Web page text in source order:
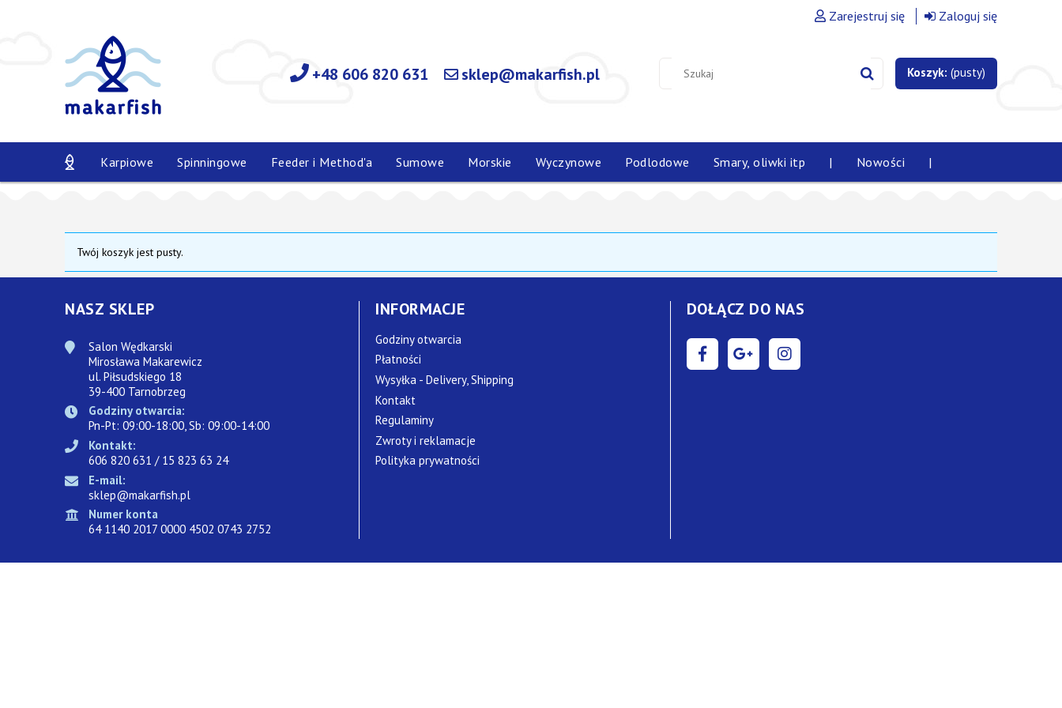
Zarejestruj się Zaloguj się
Koszyk: (pusty)
+48 606 820 631 sklep@makarfish.pl
Karpiowe Spinningowe Feeder i Method'a Sumowe Morskie Wyczynowe Podlodowe Smary, oliwki itp | Nowości |
Twój koszyk jest pusty.
NASZ SKLEP
Salon Wędkarski
Mirosława Makarewicz
ul. Piłsudskiego 18
39-400 Tarnobrzeg
Godziny otwarcia:
Pn-Pt: 09:00-18:00, Sb: 09:00-14:00
Kontakt:
606 820 631 / 15 823 63 24
E-mail:
sklep@makarfish.pl
Numer konta
64 1140 2017 0000 4502 0743 2752
INFORMACJE
Godziny otwarcia
Płatności
Wysyłka - Delivery, Shipping
Kontakt
Regulaminy
Zwroty i reklamacje
Polityka prywatności
DOŁĄCZ DO NAS